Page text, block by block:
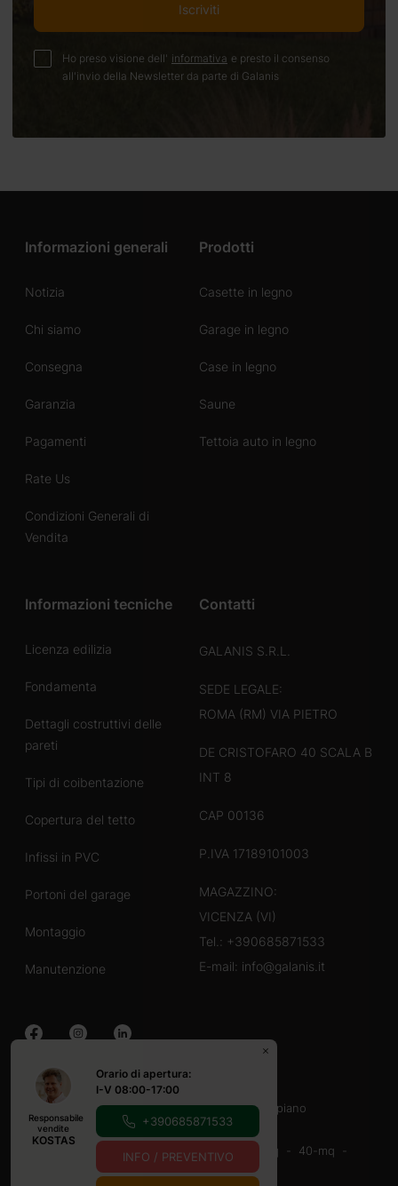
Iscriviti
Ho preso visione dell' informativa e presto il consenso
all'invio della Newsletter da parte di Galanis
Informazioni generali
Notizia
Chi siamo
Consegna
Garanzia
Pagamenti
Rate Us
Condizioni Generali di
Vendita
Prodotti
Casette in legno
Garage in legno
Case in legno
Saune
Tettoia auto in legno
Informazioni tecniche
Licenza edilizia
Fondamenta
Dettagli costruttivi delle
pareti
Tipi di coibentazione
Copertura del tetto
Infissi in PVC
Portoni del garage
Montaggio
Manutenzione
Contatti
GALANIS S.R.L.
SEDE LEGALE:
ROMA (RM) VIA PIETRO
DE CRISTOFARO 40 SCALA B
INT 8
CAP 00136
P.IVA 17189101003
MAGAZZINO:
VICENZA (VI)
Tel.: +390685871533
E-mail: info@galanis.it
Case in legno
40-60 mq
60-80 mq Con veranda
un piano
Casette in legno
20-mq 20-30 mq 30-40 mq
40-mq
Con veranda
Responsabile
vendite
KOSTAS
Orario di apertura:
I-V 08:00-17:00
+390685871533
INFO / PREVENTIVO